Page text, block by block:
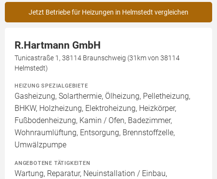
Jetzt Betriebe für Heizungen in Helmstedt vergleichen
R.Hartmann GmbH
Tunicastraße 1, 38114 Braunschweig (31km von 38114
Helmstedt)
HEIZUNG SPEZIALGEBIETE
Gasheizung, Solarthermie, Ölheizung, Pelletheizung,
BHKW, Holzheizung, Elektroheizung, Heizkörper,
Fußbodenheizung, Kamin / Ofen, Badezimmer,
Wohnraumlüftung, Entsorgung, Brennstoffzelle,
Umwälzpumpe
ANGEBOTENE TÄTIGKEITEN
Wartung, Reparatur, Neuinstallation / Einbau,